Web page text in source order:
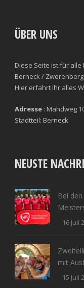
ÜBER UNS
Diese Seite ist für alle
Berneck / Zwerenberg.
Hier erfahrt ihr alles
Adresse : Mahdweg
Stadtteil: Berneck
NEUSTE
Bei
16 Juli
mit
15 Juli